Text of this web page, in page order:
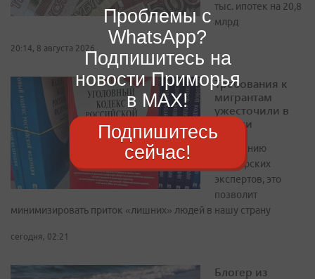
тыс. ипотек на 20,8
млрд
20:14, 8 августа 2026
Требования к
мигрантам
ужесточили в
России
По мнению
приморских
экспертов, это
позволит
минимизировать приток «лишних» людей в нашу страну
сегодня, 02:21
Блогер из
Проблемы с
WhatsApp?
Подпишитесь на
новости Приморья
в MAX!
Подпишитесь
сейчас!